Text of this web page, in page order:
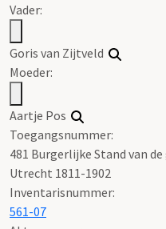
Vader:
Goris van Zijtveld
Moeder:
Aartje Pos
Toegangsnummer:
481 Burgerlijke Stand van
Utrecht 1811-1902
Inventarisnummer:
561-07